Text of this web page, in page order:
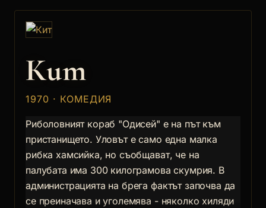
Кит
1970 · КОМЕДИЯ
Риболовният кораб "Одисей" е на път към
пристанището. Уловът е само една малка
рибка хамсийка, но съобщават, че на
палубата има 300 килограмова скумрия. В
администрацията на брега фактът започва да
се преиначава и уголемява - няколко хиляди